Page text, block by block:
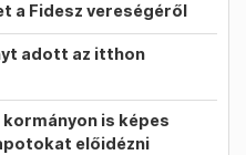
a Fidesz vereségéről
adott az itthon
kormányon is képes
előidézni